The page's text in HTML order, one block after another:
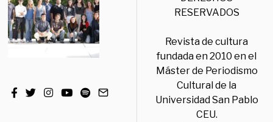
RESERVADOS
Revista de cultura
fundada en 2010 en el
Máster de Periodismo
Cultural de la
Universidad San Pablo
CEU.